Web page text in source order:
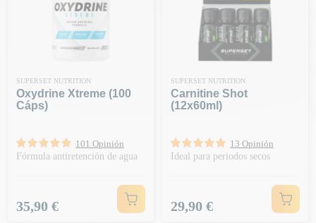
SUPERSET NUTRITION
Oxydrine Xtreme (100
Cáps)
101 Opinión
Fórmula antiretención de agua
Precio
35,90 €
SUPERSET NUTRITION
Carnitine Shot
(12x60ml)
13 Opinión
Ideal para periodos secos
Precio
29,90 €